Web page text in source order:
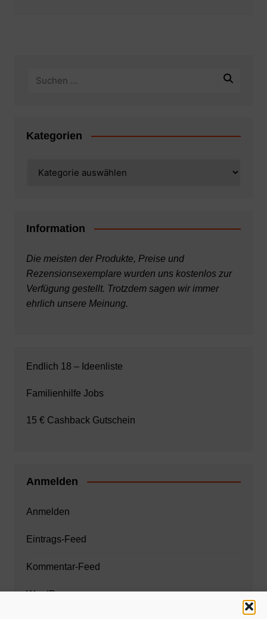
Kategorien
Information
Die meisten der Produkte, Preise und
Rezensionsexemplare wurden uns kostenlos zur
Verfügung gestellt. Trotzdem sagen wir immer
ehrlich unsere Meinung.
Endlich 18 – Ideenliste
Familienhilfe Jobs
15 € Cashback Gutschein
Anmelden
Anmelden
Eintrags-Feed
Kommentar-Feed
WordPress.org